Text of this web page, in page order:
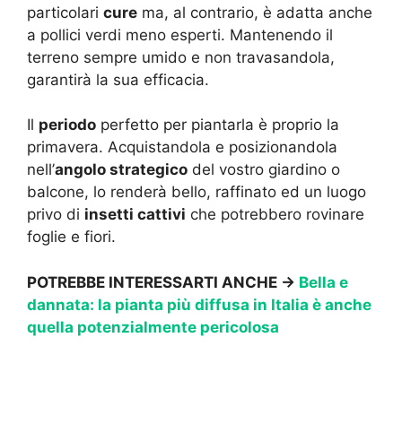
particolari cure ma, al contrario, è adatta anche
a pollici verdi meno esperti. Mantenendo il
terreno sempre umido e non travasandola,
garantirà la sua efficacia.
Il periodo perfetto per piantarla è proprio la
primavera. Acquistandola e posizionandola
nell’angolo strategico del vostro giardino o
balcone, lo renderà bello, raffinato ed un luogo
privo di insetti cattivi che potrebbero rovinare
foglie e fiori.
POTREBBE INTERESSARTI ANCHE -> Bella e
dannata: la pianta più diffusa in Italia è anche
quella potenzialmente pericolosa